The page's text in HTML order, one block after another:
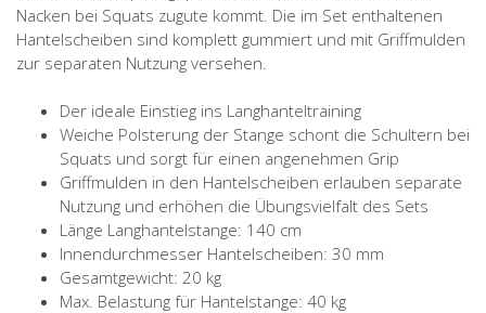
Nacken bei Squats zugute kommt. Die im Set enthaltenen
Hantelscheiben sind komplett gummiert und mit Griffmulden
zur separaten Nutzung versehen.
Der ideale Einstieg ins Langhanteltraining
Weiche Polsterung der Stange schont die Schultern bei
Squats und sorgt für einen angenehmen Grip
Griffmulden in den Hantelscheiben erlauben separate
Nutzung und erhöhen die Übungsvielfalt des Sets
Länge Langhantelstange: 140 cm
Innendurchmesser Hantelscheiben: 30 mm
Gesamtgewicht: 20 kg
Max. Belastung für Hantelstange: 40 kg